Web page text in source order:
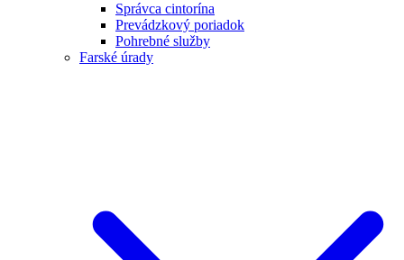
Správca cintorína
Prevádzkový poriadok
Pohrebné služby
Farské úrady